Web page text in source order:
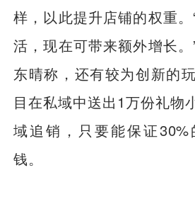
样，以此提升店铺的权重
活，现在可带来额外增长
东晴称，还有较为创新的
目在私域中送出1万份礼物
域追销，只要能保证
钱。